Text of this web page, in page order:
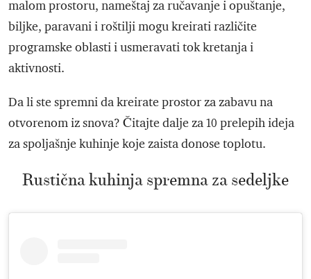
malom prostoru, nameštaj za ručavanje i opuštanje,
biljke, paravani i roštilji mogu kreirati različite
programske oblasti i usmeravati tok kretanja i
aktivnosti.
Da li ste spremni da kreirate prostor za zabavu na
otvorenom iz snova? Čitajte dalje za 10 prelepih ideja
za spoljašnje kuhinje koje zaista donose toplotu.
Rustična kuhinja spremna za sedeljke